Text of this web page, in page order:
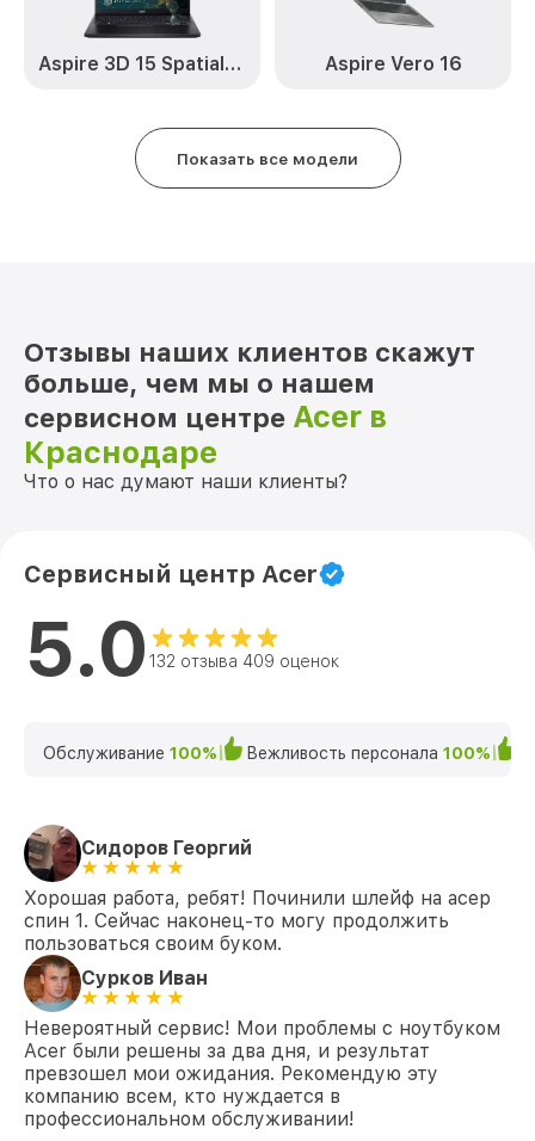
Замена термопасты 5 AN51552 Acer
Замена экрана 5 AN51552 Acer
Замена северного моста 5 AN51552
Замена клавиатуры 5 AN51552 Acer от 990₽
Замена HDMI 5 AN51552 Acer
Aspire 3D 15 SpatialLabs™ Edition Aspire Vero 16
Показать все модели
Отзывы наших клиентов скажут
больше, чем мы о нашем
сервисном центре Acer в
Краснодаре
Что о нас думают наши клиенты?
Сервисный центр Acer
5.0 132 отзыва 409 оценок
Обслуживание 100% Вежливость персонала 100%
Сидоров Георгий
Хорошая работа, ребят! Починили шлейф на асер
спин 1. Сейчас наконец-то могу продолжить
пользоваться своим буком.
Сурков Иван
Невероятный сервис! Мои проблемы с ноутбуком
Acer были решены за два дня, и результат
превзошел мои ожидания. Рекомендую эту
компанию всем, кто нуждается в
профессиональном обслуживании!